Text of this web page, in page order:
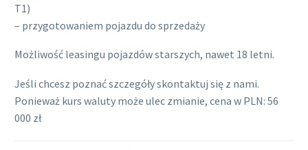
T1)
– przygotowaniem pojazdu do sprzedaży
Możliwość leasingu pojazdów starszych, nawet 18 letni.
Jeśli chcesz poznać szczegóły skontaktuj się z nami.
Ponieważ kurs waluty może ulec zmianie, cena w PLN: 56
000 zł